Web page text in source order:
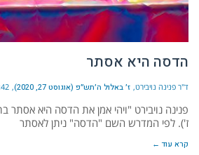
הדסה היא אסתר
ד"ר פנינה נויבירט ז׳ באלול ה׳תש״פ (אוגוסט 27, 2020) am
פנינה נויבירט "ויהי אמן את הדסה היא אסתר
ז'). לפי המדרש השם "הדסה" ניתן לאסתר
קרא עוד ←